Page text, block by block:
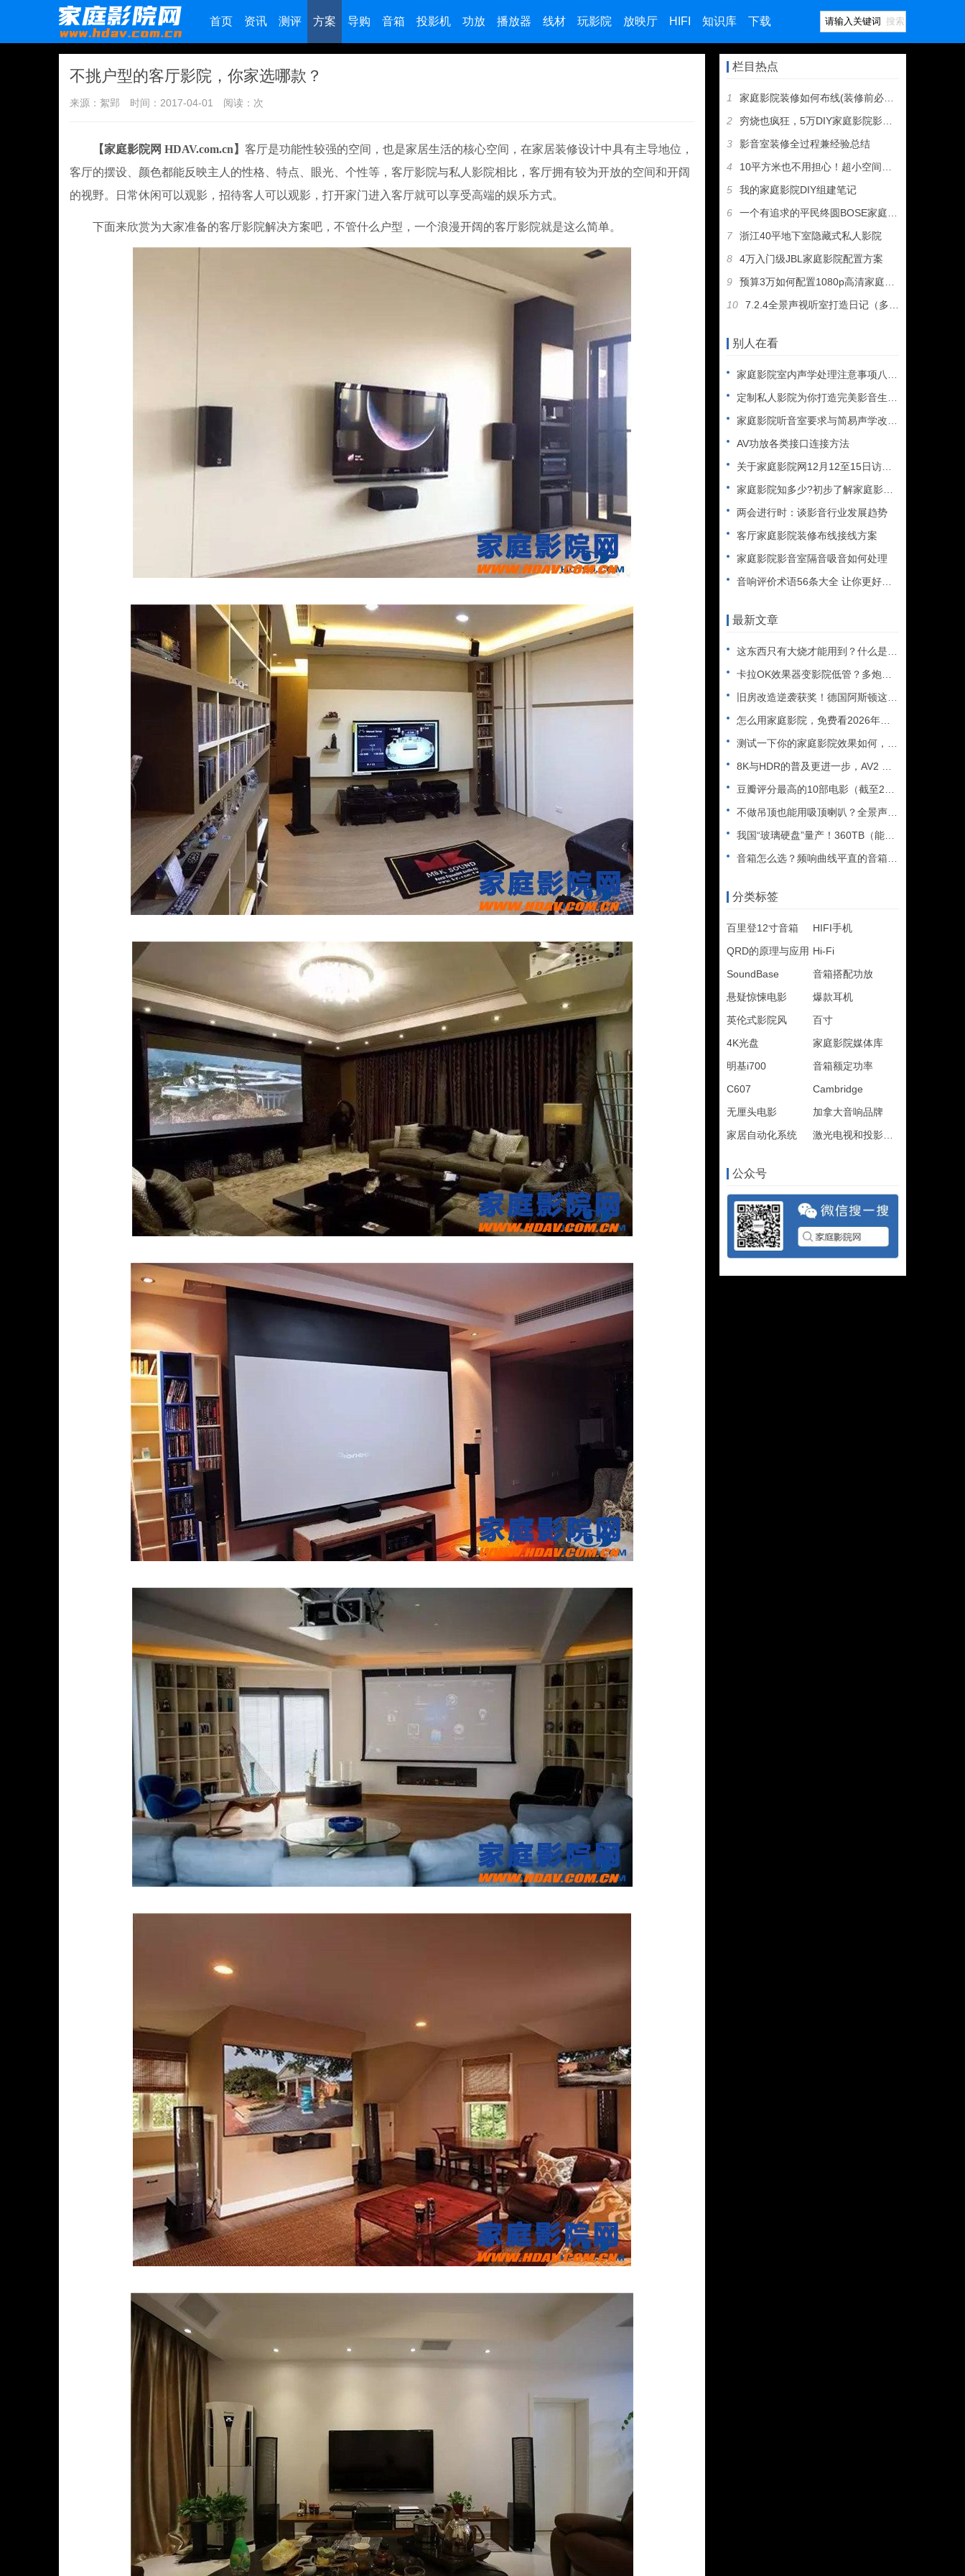
首页 资讯 测评 方案 导购 音箱 投影机 功放 播放器 线材 玩影院 放映厅 HIFI 知识库 下载 搜索
不挑户型的客厅影院，你家选哪款？
来源：絮郢 时间：2017-04-01 阅读： 次
【家庭影院网 HDAV.com.cn】 客厅是功能性较强的空间，也是家居生活的核心空间，在家居装修设计中具有主导地位，
客厅的摆设、颜色都能反映主人的性格、特点、眼光、个性等，客厅影院与私人影院相比，客厅拥有较为开放的空间和开阔
的视野。日常休闲可以观影，招待客人可以观影，打开家门进入客厅就可以享受高端的娱乐方式。
下面来欣赏为大家准备的客厅影院解决方案吧，不管什么户型，一个浪漫开阔的客厅影院就是这么简单。
栏目热点
1
家庭影院装修如何布线(装修前必看·附图)
2
穷烧也疯狂，5万DIY家庭影院影音室装修全记录
3
影音室装修全过程兼经验总结
4
10平方米也不用担心！超小空间家庭影院打造要点
5
我的家庭影院DIY组建笔记
6
一个有追求的平民终圆BOSE家庭影院梦
7
浙江40平地下室隐藏式私人影院
8
4万入门级JBL家庭影院配置方案
9
预算3万如何配置1080p高清家庭影院
10
7.2.4全景声视听室打造日记（多图）
别人在看
家庭影院室内声学处理注意事项八要点
定制私人影院为你打造完美影音生活空间
家庭影院听音室要求与简易声学改善方法
AV功放各类接口连接方法
关于家庭影院网12月12至15日访问故障的公告
家庭影院知多少?初步了解家庭影院及HTPC
两会进行时：谈影音行业发展趋势
客厅家庭影院装修布线接线方案
家庭影院影音室隔音吸音如何处理
音响评价术语56条大全 让你更好理解声音
最新文章
这东西只有大烧才能用到？什么是XLR接口？平衡音频信号线、低
卡拉OK效果器变影院低管？多炮玩家省钱了，内附调音软件免费下
旧房改造逆袭获奖！德国阿斯顿这套7.2.4全景声私人影院太惊
怎么用家庭影院，免费看2026年世界杯直播？
测试一下你的家庭影院效果如何，bobo精选测试片1~3合集
8K与HDR的普及更进一步，AV2 视频编解码器发布
豆瓣评分最高的10部电影（截至2025年）
不做吊顶也能用吸顶喇叭？全景声天空声道安装教程
我国“玻璃硬盘”量产！360TB（能装2.5万部电影），10
音箱怎么选？频响曲线平直的音箱一定好听吗？
分类标签
百里登12寸音箱
HIFI手机
QRD的原理与应用 Hi-Fi
SoundBase
音箱搭配功放
悬疑惊悚电影
爆款耳机
英伦式影院风
百寸
4K光盘
家庭影院媒体库
明基i700
音箱额定功率
C607
Cambridge
无厘头电影
加拿大音响品牌
家居自动化系统
公众号